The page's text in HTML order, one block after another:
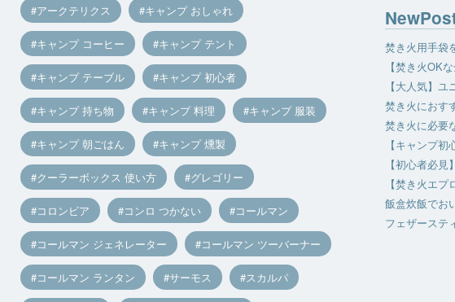
アークテリクス キャンプ おしゃれ
キャンプ コーヒー キャンプ テント
キャンプ テーブル キャンプ 初心者
キャンプ 持ち物 キャンプ 料理 キャンプ 服装
キャンプ 朝ごはん キャンプ 燻製
クーラーボックス 使い方 グレゴリー
コロンビア コンロ つかない コールマン
コールマン ジェネレーター コールマン ツーバーナー
コールマン ランタン サーモス スカルパ
焚き火用手袋
【焚き火OK
【大人気】
焚き火におす
焚き火に必要
【キャンプ
【初心者必
【焚き火エ
飯盒炊飯でお
フェザーステ